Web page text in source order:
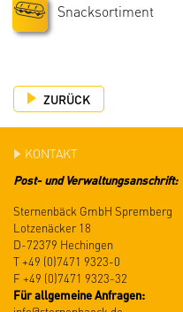
Snacksortiment
ZURÜCK
KONTAKT
Post- und Verwaltungsanschrift:
Sternenbäck GmbH Spremberg
Lotzenäcker 18
D-72379 Hechingen
T +49 (0)7471 9323-0
F +49 (0)7471 9323-32
Für allgemeine Anfragen: